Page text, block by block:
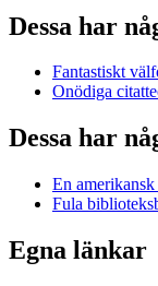
Dessa har
Fantastiskt
Onödiga
Dessa har
En
Fula
Egna länkar